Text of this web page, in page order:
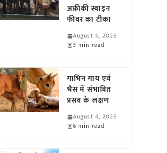
अफ्रीकी स्वाइन
फीवर का टीका
August 5, 2026
3 min read
गाभिन गाय एवं
भैंस में संभावित
प्रसव के लक्षण
August 4, 2026
6 min read